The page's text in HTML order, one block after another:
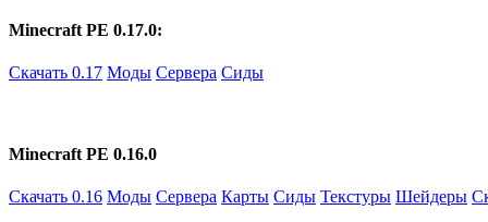
Minecraft PE 0.17.0:
Скачать 0.17 Моды Сервера Сиды
Minecraft PE 0.16.0
Скачать 0.16 Моды Сервера Карты Сиды Текстуры Шейдеры